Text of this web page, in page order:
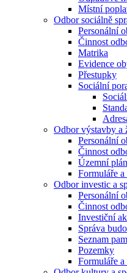
Místní
Odbor sociálně
Personální
Činnost
Matrika
Evidence
Přestupky
Sociální
Odbor výstavby a
Personální
Činnost
Územní plán
Formuláře
Odbor investic a
Personální
Činnost
Investiční
Správa
Seznam
Pozemky
Formuláře